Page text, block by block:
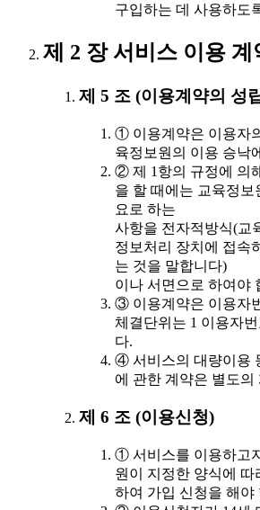
구입하는 데 사용하도
제 2 장 서비스 이용 계
제 5 조 (이용계약의 성
① 이용계약은 이용자
육정보원의 이용 승낙
② 제 1항의 규정에 의
을 할 때에는 교육정보
요로 하는
사항을 전자적방식(교
정보처리 장치에 접속
는 것을 말합니다)
이나 서면으로 하여야
③ 이용계약은 이용자
체결단위는 1 이용자
다.
④ 서비스의 대량이용
에 관한 계약은 별도의
제 6 조 (이용신청)
① 서비스를 이용하고
원이 지정한 양식에
하여 가입 신청을 해야